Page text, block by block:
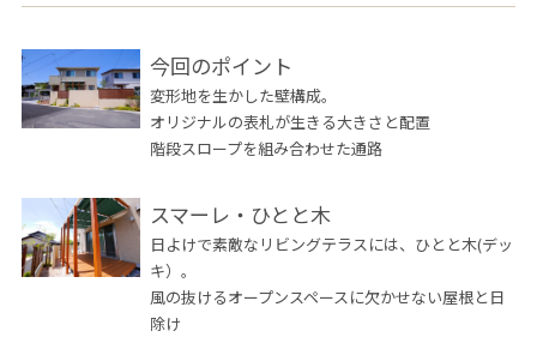
今回のポイント
変形地を生かした壁構成。
オリジナルの表札が生きる大きさと配置
階段スロープを組み合わせた通路
スマーレ・ひとと木
日よけで素敵なリビングテラスには、ひとと木(デッ
キ）。
風の抜けるオープンスペースに欠かせない屋根と日
除け